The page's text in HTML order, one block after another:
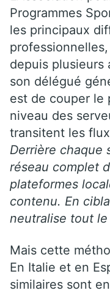
Programmes
les principaux
depuis plusieurs
son délégué
est de couper le
niveau des
transitent les
Derrière chaque
réseau complet
plateformes
contenu. En
neutralise tout le
Mais cette
En Italie et en
similaires sont